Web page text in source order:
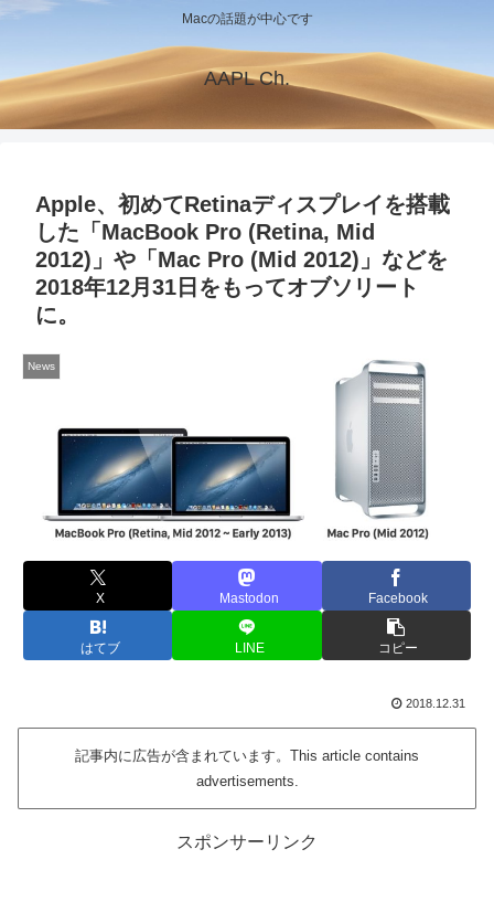
Macの話題が中心です
AAPL Ch.
Apple、初めてRetinaディスプレイを搭載
した「MacBook Pro (Retina, Mid
2012)」や「Mac Pro (Mid 2012)」などを
2018年12月31日をもってオブソリート
に。
News
X Mastodon Facebook
はてブ LINE コピー
2018.12.31
記事内に広告が含まれています。This article contains
advertisements.
スポンサーリンク